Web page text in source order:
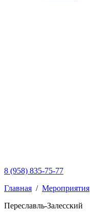
8 (958) 835-75-77
Главная / Мероприятия
Переславль-Залесский